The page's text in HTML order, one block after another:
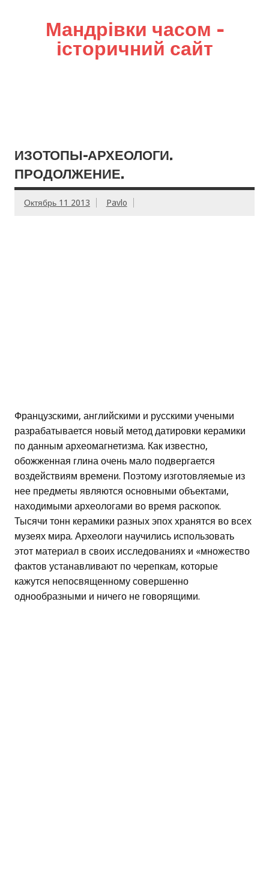
Мандрівки часом –
історичний сайт
ИЗОТОПЫ-АРХЕОЛОГИ.
ПРОДОЛЖЕНИЕ.
Октябрь 11 2013 Pavlo
Французскими, английскими и русскими учеными
разрабатывается новый метод датировки керамики
по данным археомагнетизма. Как известно,
обожженная глина очень мало подвергается
воздействиям времени. Поэтому изготовляемые из
нее предметы являются основными объектами,
находимыми археологами во время раскопок.
Тысячи тонн керамики разных эпох хранятся во всех
музеях мира. Археологи научились использовать
этот материал в своих исследованиях и «множество
фактов устанавливают по черепкам, которые
кажутся непосвященному совершенно
однообразными и ничего не говорящими.